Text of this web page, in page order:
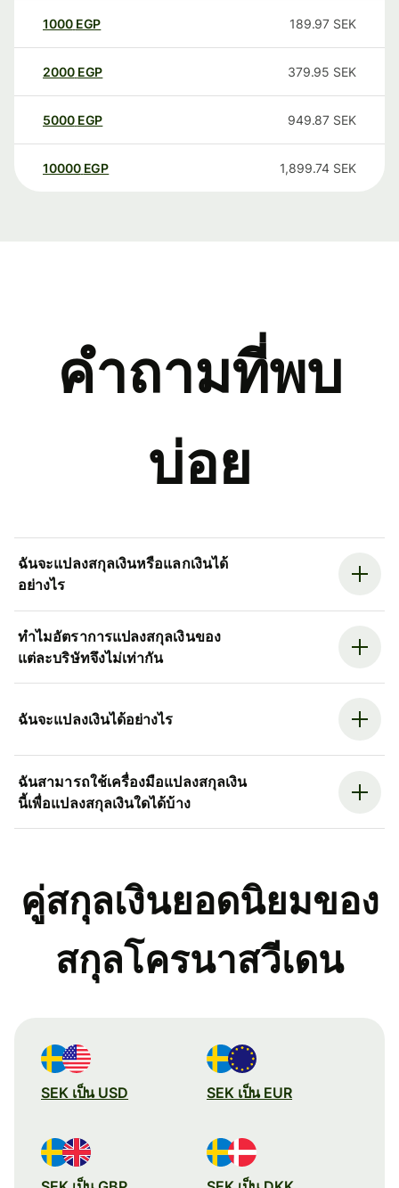
1000 EGP 189.97 SEK
2000 EGP 379.95 SEK
5000 EGP 949.87 SEK
10000 EGP 1,899.74 SEK
คำถามที่พบ
บ่อย
ฉันจะแปลงสกุลเงินหรือแลกเงินได้
อย่างไร
ทำไมอัตราการแปลงสกุลเงินของ
แต่ละบริษัทจึงไม่เท่ากัน
ฉันจะแปลงเงินได้อย่างไร
ฉันสามารถใช้เครื่องมือแปลงสกุลเงิน
นี้เพื่อแปลงสกุลเงินใดได้บ้าง
คู่สกุลเงินยอดนิยมของ
สกุลโครนาสวีเดน
SEK เป็น USD SEK เป็น EUR